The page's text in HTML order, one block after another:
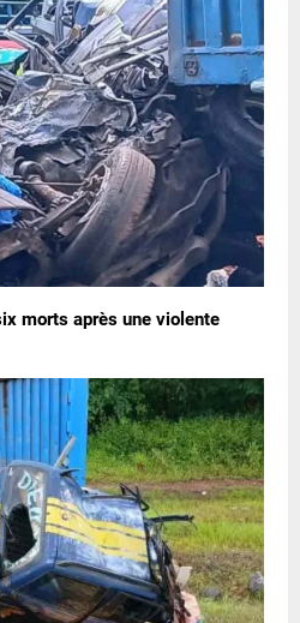
morts après une violente